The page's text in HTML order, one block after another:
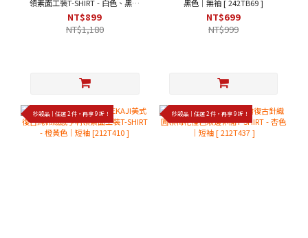
領素面工裝T-SHIRT - 白色、黑色
｜短袖 [ 2423T22 ]
NT$899
NT$1,180
黑色｜無袖 [ 242TB69 ]
NT$699
NT$999
秒殺品｜任選 2 件，再享 9 折！ 秒殺品｜任選 2 件，再享 9 折！